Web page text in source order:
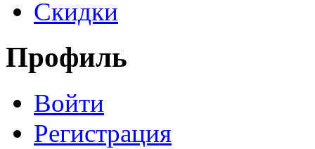
Скидки
Профиль
Войти
Регистрация